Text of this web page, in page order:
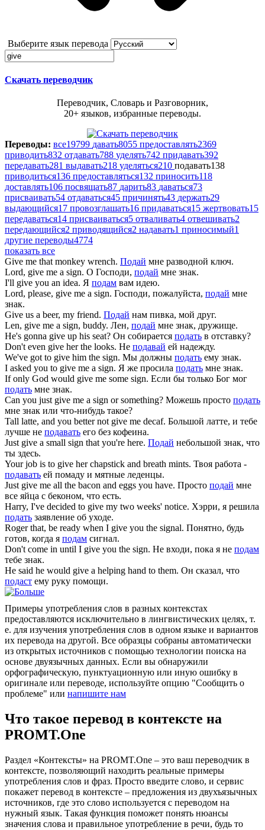
Выберите язык перевода
Скачать переводчик
Переводчик, Словарь и Разговорник,
20+ языков, избранные переводы.
Переводы: все19799 давать8055 предоставлять2369
приводить832 отдавать788 уделять742 придавать392
передавать281 выдавать218 уделяться210 подавать138
приводиться136 предоставляться132 приносить118
доставлять106 посвящать87 дарить83 даваться73
присваивать54 отдаваться45 причинять43 держать29
выдающийся17 провозглашать16 придаваться15 жертвовать15
передаваться14 присваиваться5 отваливать4 отвешивать2
передающийся2 приводящийся2 надавать1 приносимый1
другие переводы4774
показать все
Give me that monkey wrench. Подай мне разводной ключ.
Lord, give me a sign. О Господи, подай мне знак.
I'll give you an idea. Я подам вам идею.
Lord, please, give me a sign. Господи, пожалуйста, подай мне
знак.
Give us a beer, my friend. Подай нам пивка, мой друг.
Len, give me a sign, buddy. Лен, подай мне знак, дружище.
He's gonna give up his seat? Он собирается подать в отставку?
Don't even give her the looks. Не подавай ей надежду.
We've got to give him the sign. Мы должны подать ему знак.
I asked you to give me a sign. Я же просила подать мне знак.
If only God would give me some sign. Если бы только Бог мог
подать мне знак.
Can you just give me a sign or something? Можешь просто подать
мне знак или что-нибудь такое?
Tall latte, and you better not give me decaf. Большой латте, и тебе
лучше не подавать его без кофеина.
Just give a small sign that you're here. Подай небольшой знак, что
ты здесь.
Your job is to give her chapstick and breath mints. Твоя работа -
подавать ей помаду и мятные леденцы.
Just give me all the bacon and eggs you have. Просто подай мне
все яйца с беконом, что есть.
Harry, I've decided to give my two weeks' notice. Хэрри, я решила
подать заявление об уходе.
Roger that, be ready when I give you the signal. Понятно, будь
готов, когда я подам сигнал.
Don't come in until I give you the sign. Не входи, пока я не подам
тебе знак.
He said he would give a helping hand to them. Он сказал, что
подаст ему руку помощи.
Примеры употребления слов в разных контекстах
предоставляются исключительно в лингвистических целях, т.
е. для изучения употребления слов в одном языке и вариантов
их перевода на другой. Все образцы собраны автоматически
из открытых источников с помощью технологии поиска на
основе двуязычных данных. Если вы обнаружили
орфографическую, пунктуационную или иную ошибку в
оригинале или переводе, используйте опцию "Сообщить о
проблеме" или напишите нам
Что такое перевод в контексте на
PROMT.One
Раздел «Контексты» на PROMT.One – это ваш переводчик в
контексте, позволяющий находить реальные примеры
употребления слов и фраз. Просто введите слово, и сервис
покажет перевод в контексте – предложения из двухъязычных
источников, где это слово используется с переводом на
нужный язык. Такая функция поможет понять нюансы
значения слова и правильное употребление в речи, будь то